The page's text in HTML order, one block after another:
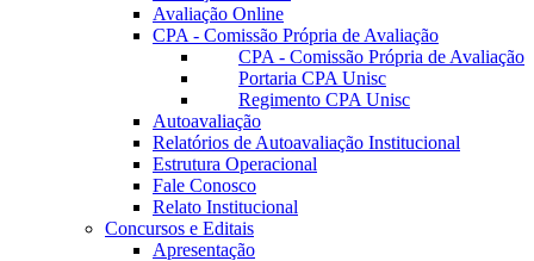
Avaliação Online
CPA - Comissão Própria de Avaliação
CPA - Comissão Própria de Avaliação
Portaria CPA Unisc
Regimento CPA Unisc
Autoavaliação
Relatórios de Autoavaliação Institucional
Estrutura Operacional
Fale Conosco
Relato Institucional
Concursos e Editais
Apresentação